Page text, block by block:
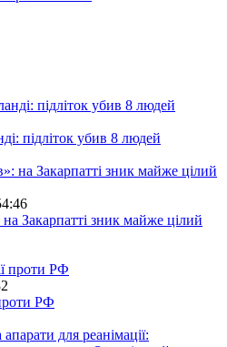
підліток убив 8 людей
Закарпатті зник майже цілий
РФ